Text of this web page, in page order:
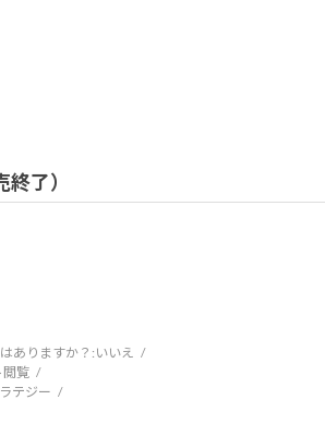
了）
ありますか？: いいえ
閲覧
テジー